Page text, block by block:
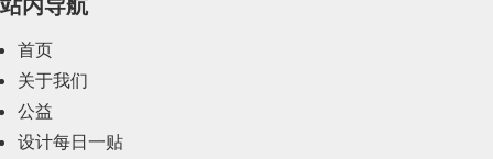
2024年2月(58)
站内导航
首页
关于我们
公益
设计每日一贴